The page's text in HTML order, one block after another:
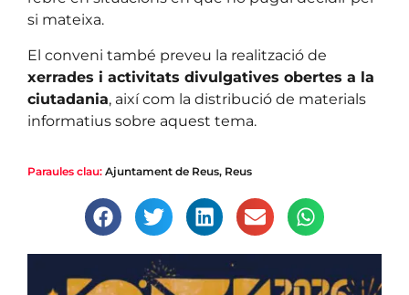
si mateixa.
El conveni també preveu la realització de
xerrades i activitats divulgatives obertes a la
ciutadania, així com la distribució de materials
informatius sobre aquest tema.
Paraules clau: Ajuntament de Reus, Reus